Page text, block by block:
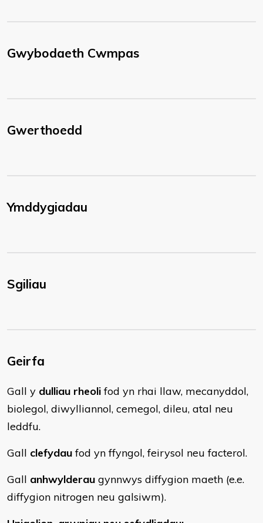
Gwybodaeth Cwmpas
Gwerthoedd
Ymddygiadau
Sgiliau
Geirfa
Gall y dulliau rheolifod yn rhai llaw, mecanyddol,
biolegol, diwylliannol, cemegol, dileu, atal neu
leddfu.
Gall clefydaufod yn ffyngol, feirysol neu facterol.
Gall anhwylderau gynnwys diffygion maeth (e.e.
diffygion nitrogen neu galsiwm).